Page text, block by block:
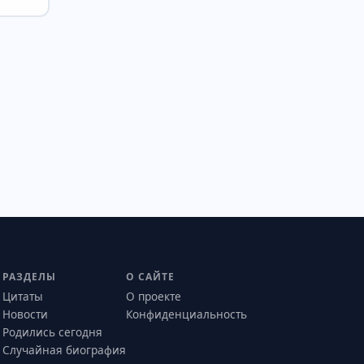
РАЗДЕЛЫ
Цитаты
Новости
Родились сегодня
Случайная биография
О САЙТЕ
О проекте
Конфиденциальность